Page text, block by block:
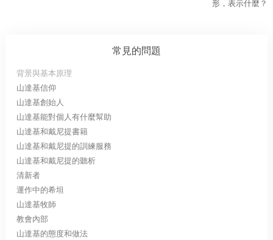
形，表示什麼？
常見的問題
背景與基本原理
山達基信仰
山達基創始人
山達基能對個人有什麼幫助
山達基和戴尼提書籍
山達基和戴尼提的訓練服務
山達基和戴尼提的聽析
清新者
運作中的希坦
山達基牧師
教會內部
山達基的態度和做法